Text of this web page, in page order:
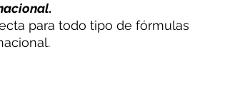
para todo tipo de fórmulas